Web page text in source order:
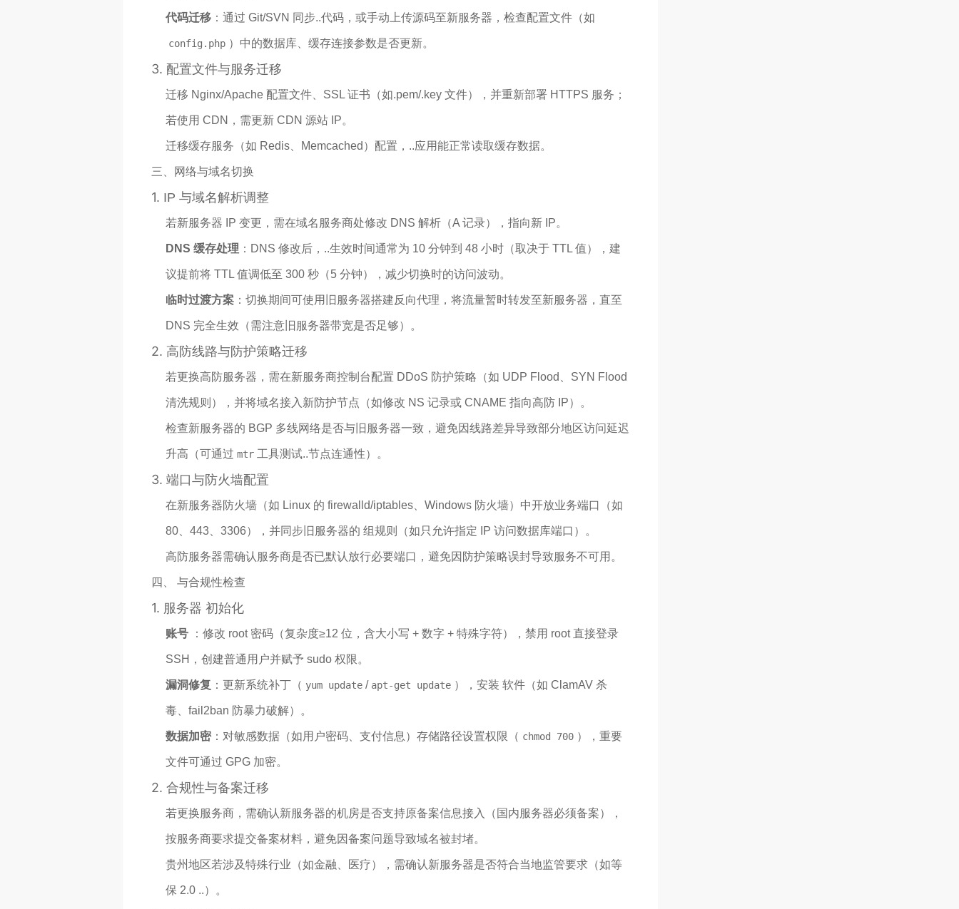
代码迁移 ：通过 Git/SVN 同步..代码，或手动上传源码至新服务器，检查配置文件（如
config.php ）中的数据库、缓存连接参数是否更新。
3. 配置文件与服务迁移
迁移 Nginx/Apache 配置文件、SSL 证书（如.pem/.key 文件），并重新部署 HTTPS 服务；
若使用 CDN，需更新 CDN 源站 IP。
迁移缓存服务（如 Redis、Memcached）配置，..应用能正常读取缓存数据。
三、网络与域名切换
1. IP 与域名解析调整
若新服务器 IP 变更，需在域名服务商处修改 DNS 解析（A 记录），指向新 IP。
DNS 缓存处理 ：DNS 修改后，..生效时间通常为 10 分钟到 48 小时（取决于 TTL 值），建
议提前将 TTL 值调低至 300 秒（5 分钟），减少切换时的访问波动。
临时过渡方案 ：切换期间可使用旧服务器搭建反向代理，将流量暂时转发至新服务器，直至
DNS 完全生效（需注意旧服务器带宽是否足够）。
2. 高防线路与防护策略迁移
若更换高防服务器，需在新服务商控制台配置 DDoS 防护策略（如 UDP Flood、SYN Flood
清洗规则），并将域名接入新防护节点（如修改 NS 记录或 CNAME 指向高防 IP）。
检查新服务器的 BGP 多线网络是否与旧服务器一致，避免因线路差异导致部分地区访问延迟
升高（可通过 mtr 工具测试..节点连通性）。
3. 端口与防火墙配置
在新服务器防火墙（如 Linux 的 firewalld/iptables、Windows 防火墙）中开放业务端口（如
80、443、3306），并同步旧服务器的 组规则（如只允许指定 IP 访问数据库端口）。
高防服务器需确认服务商是否已默认放行必要端口，避免因防护策略误封导致服务不可用。
四、 与合规性检查
1. 服务器 初始化
账号 ：修改 root 密码（复杂度≥12 位，含大小写 + 数字 + 特殊字符），禁用 root 直接登录
SSH，创建普通用户并赋予 sudo 权限。
漏洞修复 ：更新系统补丁（ yum update / apt-get update ），安装 软件（如 ClamAV 杀
毒、fail2ban 防暴力破解）。
数据加密：对敏感数据（如用户密码、支付信息）存储路径设置权限（ chmod 700 ），重要
文件可通过 GPG 加密。
2. 合规性与备案迁移
若更换服务商，需确认新服务器的机房是否支持原备案信息接入（国内服务器必须备案），
按服务商要求提交备案材料，避免因备案问题导致域名被封堵。
贵州地区若涉及特殊行业（如金融、医疗），需确认新服务器是否符合当地监管要求（如等
保 2.0 ..）。